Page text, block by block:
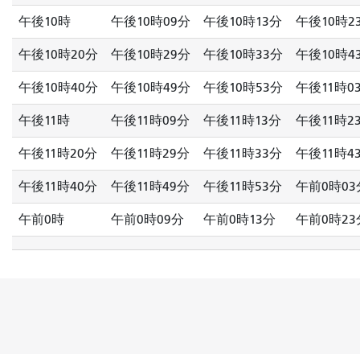
午後10時 午後10時09分 午後10時13分 午後10時
午後10時20分 午後10時29分 午後10時33分 午後10時
午後10時40分 午後10時49分 午後10時53分 午後11時
午後11時 午後11時09分 午後11時13分 午後11時
午後11時20分 午後11時29分 午後11時33分 午後11時
午後11時40分 午後11時49分 午後11時53分 午前0時03
午前0時 午前0時09分 午前0時13分 午前0時23